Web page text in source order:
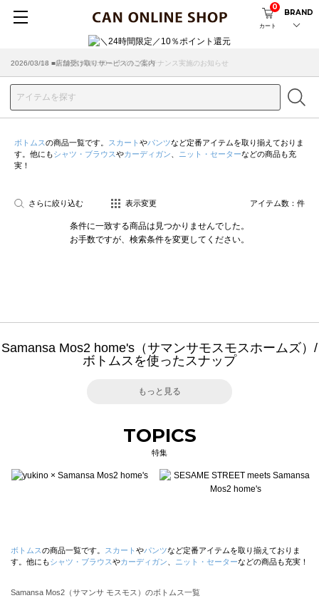
カート
0
BRAND
2026/08/04 ■8/13(木)AM2:00～サイトメンテナンス実施のお知らせ
2026/03/18 ■店舗受け取りサービスのご案内
ボトムスの商品一覧です。 スカート やパンツなど定番アイテムを取り揃えておりま
す。他にもシャツ・ブラウスやカーディガン ニット・セーターなどの商品も充
実！
さらに絞り込む 表示変更 アイテム数： 件
条件に一致する商品は見つかりませんでした。
お手数ですが、検索条件を変更してください。
Samansa Mos2 home's（サマンサモスモスホームズ）/
ボトムスを使ったスナップ
もっと見る
TOPICS
特集
ボトムスの商品一覧です。 スカート やパンツなど定番アイテムを取り揃えておりま
す。他にもシャツ・ブラウスやカーディガン ニット・セーターなどの商品も充実！
Samansa Mos2（サマンサ モスモス）のボトムス一覧